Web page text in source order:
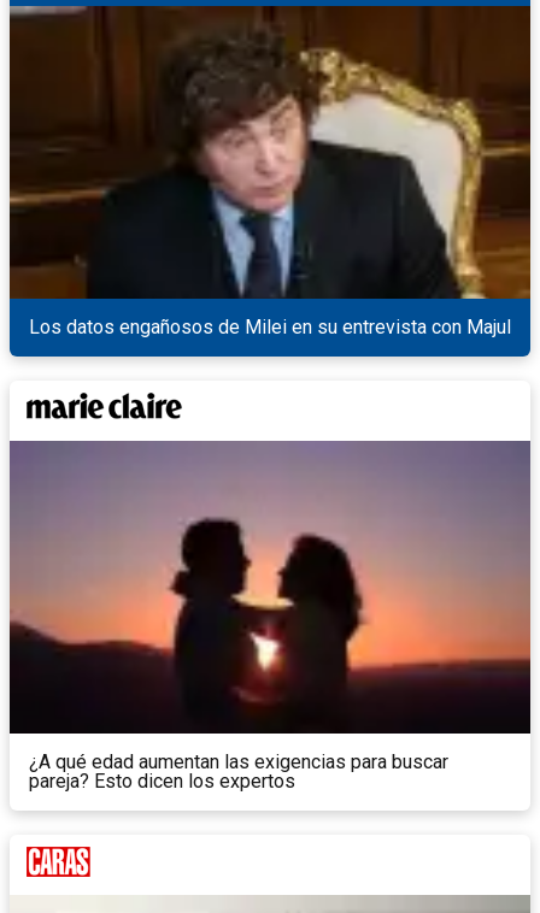
Los datos engañosos de Milei en su entrevista con Majul
¿A qué edad aumentan las exigencias para buscar
pareja? Esto dicen los expertos